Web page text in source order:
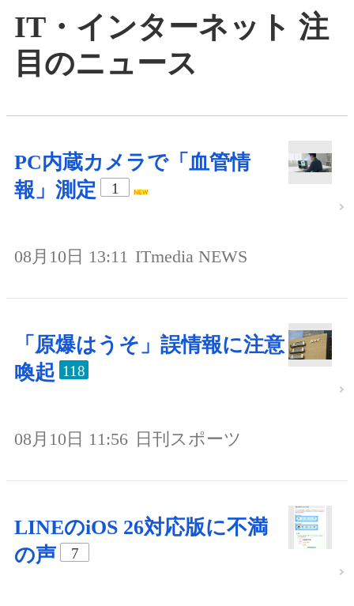
IT・インターネット 注
目のニュース
PC内蔵カメラで「血管情
報」測定
1
08月10日 13:11 ITmedia NEWS
「原爆はうそ」誤情報に注意
喚起 118
08月10日 11:56 日刊スポーツ
LINEのiOS 26対応版に不満
の声
7